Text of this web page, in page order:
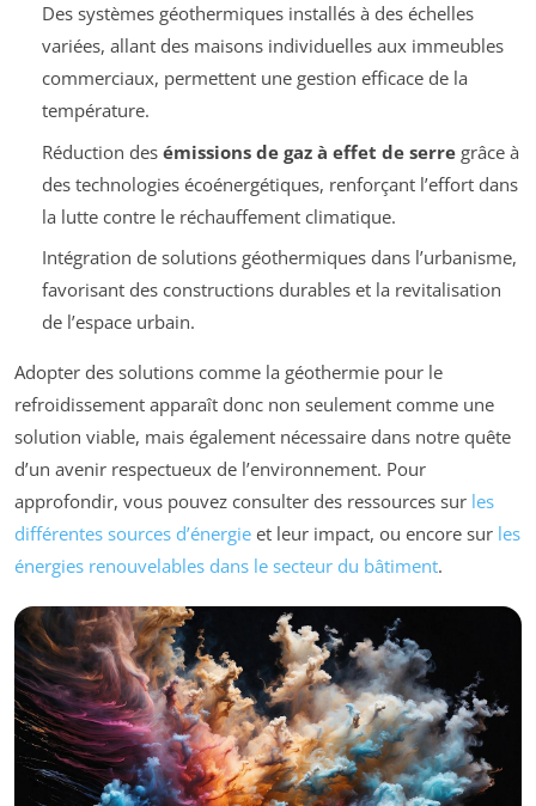
Des systèmes géothermiques installés à des échelles
variées, allant des maisons individuelles aux immeubles
commerciaux, permettent une gestion efficace de la
température.
Réduction des émissions de gaz à effet de serregrâce à
des technologies écoénergétiques, renforçant l’effort dans
la lutte contre le réchauffement climatique.
Intégration de solutions géothermiques dans l’urbanisme,
favorisant des constructions durables et la revitalisation
de l’espace urbain.
Adopter des solutions comme la géothermie pour le
refroidissement apparaît donc non seulement comme une
solution viable, mais également nécessaire dans notre quête
d’un avenir respectueux de l’environnement. Pour
approfondir, vous pouvez consulter des ressources sur les
différentes sources d’énergie et leur impact, ou encore sur les
énergies renouvelables dans le secteur du bâtiment.